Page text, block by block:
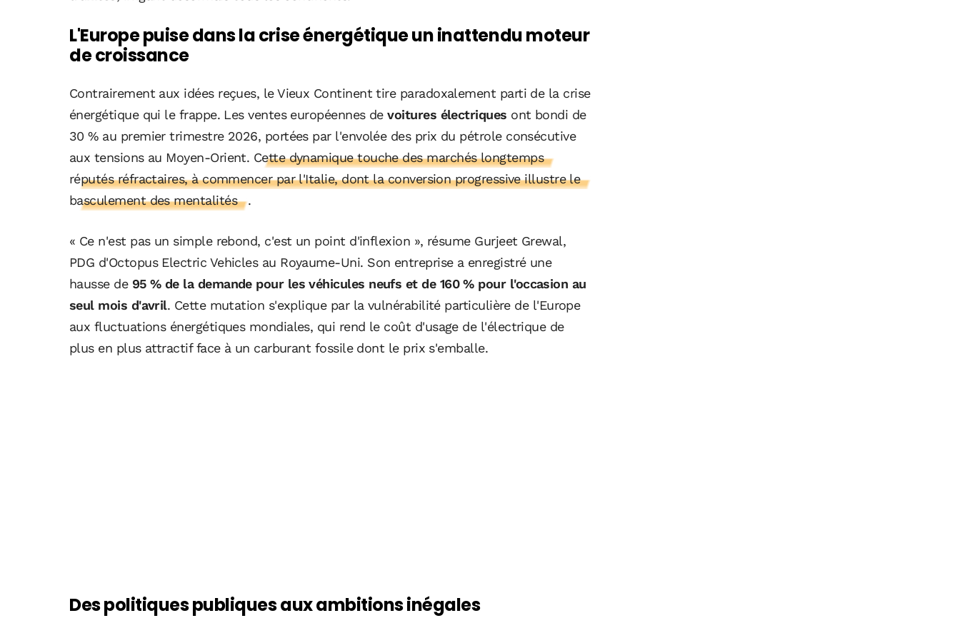
L'Europe puise dans la crise énergétique un inattendu moteur
de croissance
Contrairement aux idées reçues, le Vieux Continent tire paradoxalement parti de la crise
énergétique qui le frappe. Les ventes européennes devoitures électriques ont bondi de
30 % au premier trimestre 2026, portées par l'envolée des prix du pétrole consécutive
aux tensions au Moyen-Orient. Cette dynamique touche des marchés longtemps
réputés réfractaires, à commencer par l'Italie, dont la conversion progressive illustre le
basculement des mentalités
.
« Ce n'est pas un simple rebond, c'est un point d'inflexion », résume Gurjeet Grewal,
PDG d'Octopus Electric Vehicles au Royaume-Uni. Son entreprise a enregistré une
hausse de 95 % de la demande pour les véhicules neufs et de 160 % pour l'occasion au
seul mois d'avril. Cette mutation s'explique par la vulnérabilité particulière de l'Europe
aux fluctuations énergétiques mondiales, qui rend le coût d'usage de l'électrique de
plus en plus attractif face à un carburant fossile dont le prix s'emballe.
Des politiques publiques aux ambitions inégales